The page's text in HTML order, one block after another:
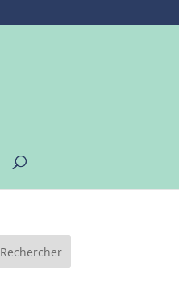
Rechercher